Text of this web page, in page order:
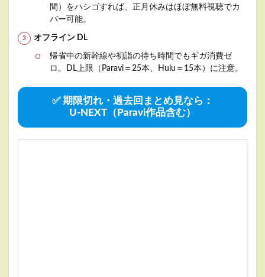
間）をハシゴすれば、正月休みはほぼ無料視聴でカ
バー可能。
オフライン DL
帰省中の新幹線や初詣の待ち時間でもギガ消費ゼ
ロ。DL上限（Paravi＝25本、Hulu＝15本）に注意。
✅ 期限切れ・過去回まとめ見なら：
U-NEXT（Paravi作品含む）